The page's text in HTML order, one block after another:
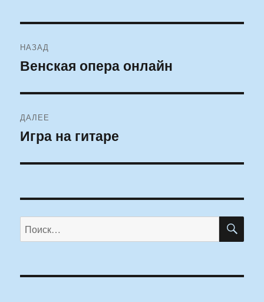
по
НАЗАД
Предыдущая
Венская опера онлайн
ДАЛЕЕ
Следующая
Игра на гитаре
Искать: